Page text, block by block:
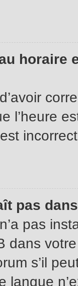
horaire
l’heure
pas
pas
dans
s’il
langue